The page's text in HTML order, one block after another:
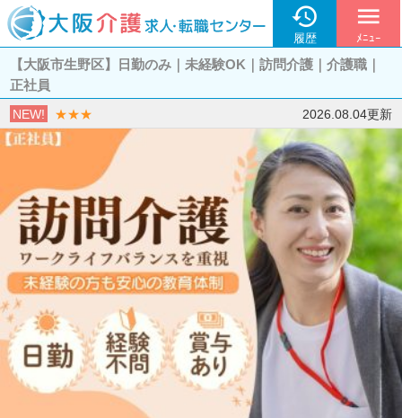

履歴
menu
ﾒﾆｭｰ
【大阪市生野区】日勤のみ｜未経験OK｜訪問介護｜介護職｜
正社員
NEW! ★★★ 2026.08.04更新